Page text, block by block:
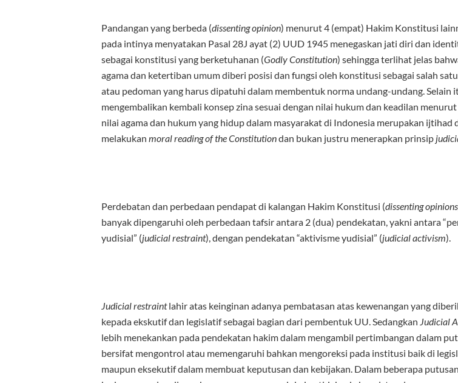
Pandangan yang berbeda (dissenting opinion) menurut 4 (empat) Hakim Konstitusi
pada intinya menyatakan Pasal 28J ayat (2) UUD 1945 menegaskan jati diri dan
sebagai konstitusi yang berketuhanan (Godly Constitution) sehingga terlihat jelas
agama dan ketertiban umum diberi posisi dan fungsi oleh konstitusi sebagai salah
atau pedoman yang harus dipatuhi dalam membentuk norma undang-undang. Selain
mengembalikan kembali konsep zina sesuai dengan nilai hukum dan keadilan
nilai agama dan hukum yang hidup dalam masyarakat di Indonesia merupakan ijtihad
melakukan moral reading of the Constitutiondan bukan justru menerapkan prinsip
Perdebatan dan perbedaan pendapat di kalangan Hakim Konstitusi (dissenting opinions
banyak dipengaruhi oleh perbedaan tafsir antara 2 (dua) pendekatan, yakni antara
yudisial” (judicial restraint), dengan pendekatan “aktivisme yudisial” (judicial activism).
Judicial restraintlahir atas keinginan adanya pembatasan atas kewenangan yang
kepada ekskutif dan legislatif sebagai bagian dari pembentuk UU. Sedangkan Judicial
lebih menekankan pada pendekatan hakim dalam mengambil pertimbangan dalam
bersifat mengontrol atau memengaruhi bahkan mengoreksi pada institusi baik di
maupun eksekutif dalam membuat keputusan dan kebijakan. Dalam beberapa